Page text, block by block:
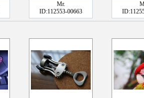
Mr.
ID:112553-00663